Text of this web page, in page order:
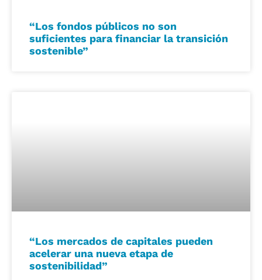
“Los fondos públicos no son
suficientes para financiar la transición
sostenible”
“Los mercados de capitales pueden
acelerar una nueva etapa de
sostenibilidad”